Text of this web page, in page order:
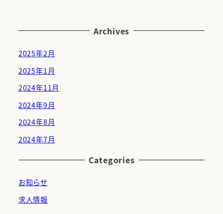
Archives
2025年2月
2025年1月
2024年11月
2024年9月
2024年8月
2024年7月
Categories
お知らせ
求人情報